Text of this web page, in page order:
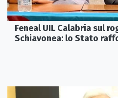
Feneal UIL Calabria sul
Schiavonea: lo Stato